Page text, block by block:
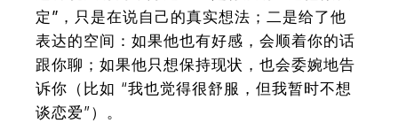
定”，只是在说自己的真实想法；二是给了他
表达的空间：如果他也有好感，会顺着你的话
跟你聊；如果他只想保持现状，也会委婉地告
诉你（比如 “我也觉得很舒服，但我暂时不想
谈恋爱”）。